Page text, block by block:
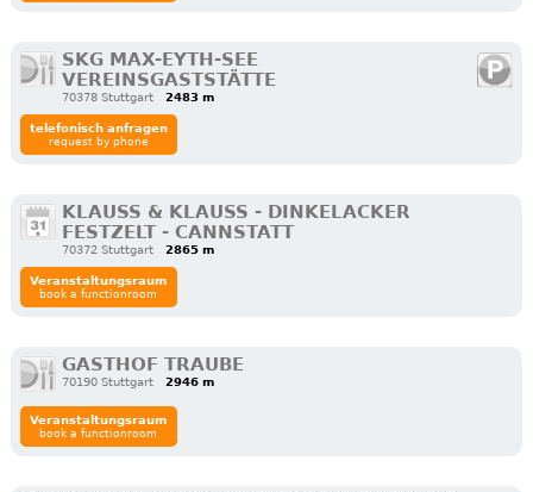
SKG MAX-EYTH-SEE
VEREINSGASTSTÄTTE
70378 Stuttgart 2483 m
telefonisch anfragen
request by phone
KLAUSS & KLAUSS - DINKELACKER
FESTZELT - CANNSTATT
70372 Stuttgart 2865 m
Veranstaltungsraum
book a functionroom
GASTHOF TRAUBE
70190 Stuttgart 2946 m
Veranstaltungsraum
book a functionroom